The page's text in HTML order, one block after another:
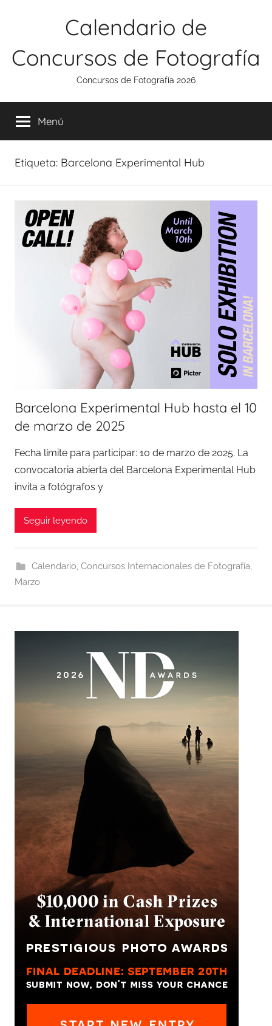
Calendario de
Concursos de Fotografía
Concursos de Fotografía 2026
Menú
Etiqueta: Barcelona Experimental Hub
Barcelona Experimental Hub hasta el 10
de marzo de 2025
Fecha límite para participar: 10 de marzo de 2025. La
convocatoria abierta del Barcelona Experimental Hub
invita a fotógrafos y
Seguir leyendo
Calendario, Concursos Internacionales de Fotografía,
Marzo